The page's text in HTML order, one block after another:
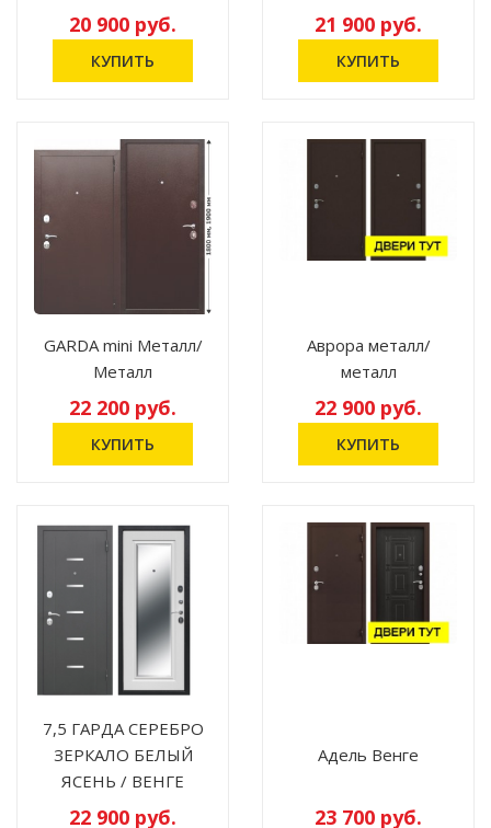
20 900 руб. 21 900 руб.
GARDA mini Металл/
Металл
22 200 руб.
Аврора металл/
металл
22 900 руб.
7,5 ГАРДА СЕРЕБРО
ЗЕРКАЛО БЕЛЫЙ
ЯСЕНЬ / ВЕНГЕ
22 900 руб.
Адель Венге
23 700 руб.